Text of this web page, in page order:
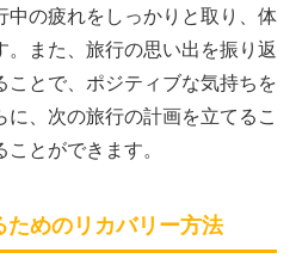
中の疲れをしっかりと取り、体
また、旅行の思い出を振り返
ことで、ポジティブな気持ちを
、次の旅行の計画を立てるこ
とができます。
めのリカバリー方法